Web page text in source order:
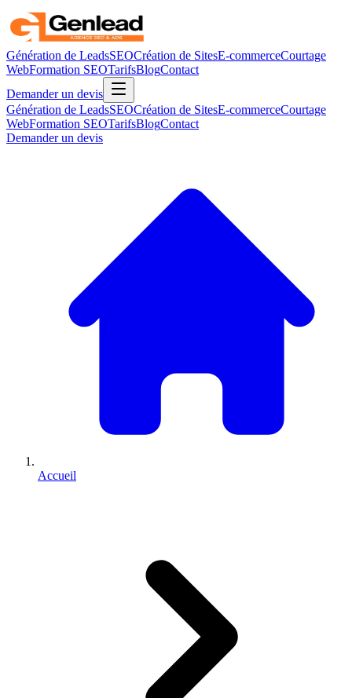
Génération de LeadsSEOCréation de SitesE-commerceCourtage
WebFormation SEOTarifsBlogContact
Demander un devis
Génération de LeadsSEOCréation de SitesE-commerceCourtage
WebFormation SEOTarifsBlogContact
Demander un devis
Accueil